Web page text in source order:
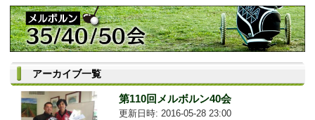
アーカイブ一覧
第110回メルボルン40会
更新日時: 2016-05-28 23:00